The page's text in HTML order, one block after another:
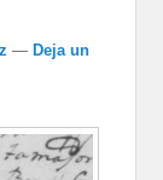
— Deja un